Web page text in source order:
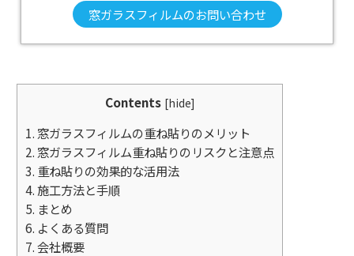
窓ガラスフィルムのお問い合わせ
Contents [hide]
1. 窓ガラスフィルムの重ね貼りのメリット
2. 窓ガラスフィルム重ね貼りのリスクと注意点
3. 重ね貼りの効果的な活用法
4.施工方法と手順
5. まとめ
6. よくある質問
7.会社概要